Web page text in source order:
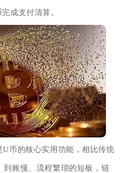
成支付清算。
U币的核心实用功能，相比传统
到账慢、流程繁琐的短板，链